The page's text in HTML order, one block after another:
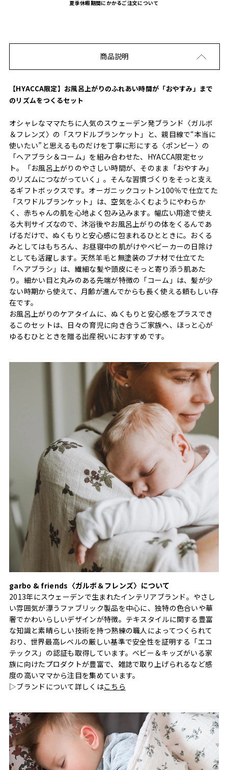
夏季休暇期間にかかるご注文について
商品説明
【HYACCA限定】お風呂上がりのふれあい時間が「おやすみ」まで
のリズムをつくるセット
オシャレなママたちに人気のスウェーデン発ブランド〈ガルボ
＆フレンズ〉の「スワドルブランケット」と、親目線で“本当に
使いたい”と思えるものだけを丁寧に形にする〈ポンピー〉の
「ヘアブラシ＆コーム」を組み合わせた、HYACCA限定セッ
ト。「お風呂上がりのやさしい時間が、そのまま「おやすみ」
のリズムにつながっていく」。そんな習慣づくりをそっと支え
るギフトボックスです。オーガニックコットン100％で仕立てた
「スワドルブランケット」は、空気をふくむようにやわらか
く、赤ちゃんの肌を心地よく包み込みます。幅広い用途で使え
る大判サイズなので、沐浴後やお風呂上がりの体をくるんであ
げるだけで、ぬくもりと安心感に包まれるひとときに。おくる
みとしてはもちろん、お昼寝中の肌がけやベビーカーの日除け
としても活躍します。天然羊毛と無塗装のブナ材で仕立てた
「ヘアブラシ」は、繊細な髪や頭皮にそっと寄り添う肌あた
り。細かい目と丸みのある先端が特徴の「コーム」は、髪が少
ない時期から使えて、月齢が進んでからも長く使える頼もしい存
在です。
お風呂上がりのケアタイムに、ぬくもりと安心感をプラスでき
るこのセットは、日々の育児に向き合うご家族へ、ほっと心が
ゆるむひとときを贈る出産祝いにおすすめです。
garbo & friends〈ガルボ＆フレンズ〉について
2013年にスウェーデンで生まれたインテリアブランド。やさし
い雰囲気が漂うファブリック製品を中心に、独特の色合いや華
奢でかわいらしいデザインが特徴。テキスタイルに関する豊富
な知識と素晴らしい技術を持つ熟練の職人によってつくられて
おり、世界最高レベルの厳しい基準で安全性を証明する「エコ
テックス」の認証も取得しています。ベビー＆キッズがいる家
族に向けたプロダクトが豊富で、雑誌で取り上げられるなど感
度の高いママから注目を集めています。
▷ブランドについて詳しくはこちら